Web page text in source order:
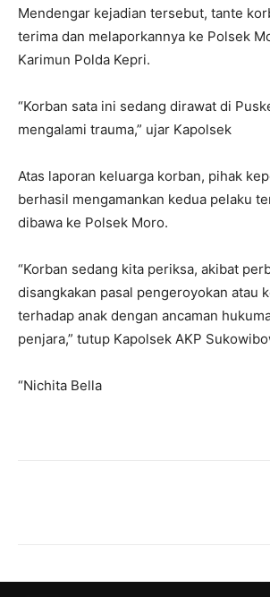
Mendengar kejadian tersebut, tante
terima dan melaporkannya ke Polsek
Karimun Polda Kepri.
“Korban sata ini sedang dirawat di
mengalami trauma,” ujar Kapolsek
Atas laporan keluarga korban, pihak
berhasil mengamankan kedua pelaku
dibawa ke Polsek Moro.
“Korban sedang kita periksa, akibat
disangkakan pasal pengeroyokan atau
terhadap anak dengan ancaman
penjara,” tutup Kapolsek AKP
“Nichita Bella